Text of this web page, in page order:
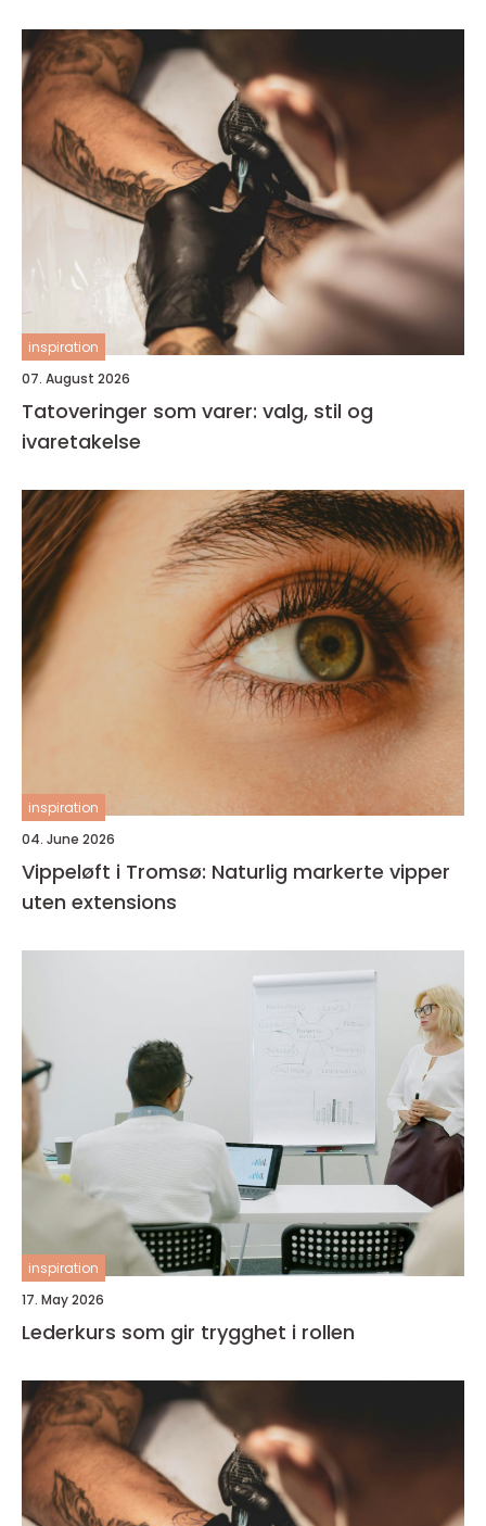
inspiration
07. August 2026
Tatoveringer som varer: valg, stil og
ivaretakelse
inspiration
04. June 2026
Vippeløft i Tromsø: Naturlig markerte vipper
uten extensions
inspiration
17. May 2026
Lederkurs som gir trygghet i rollen